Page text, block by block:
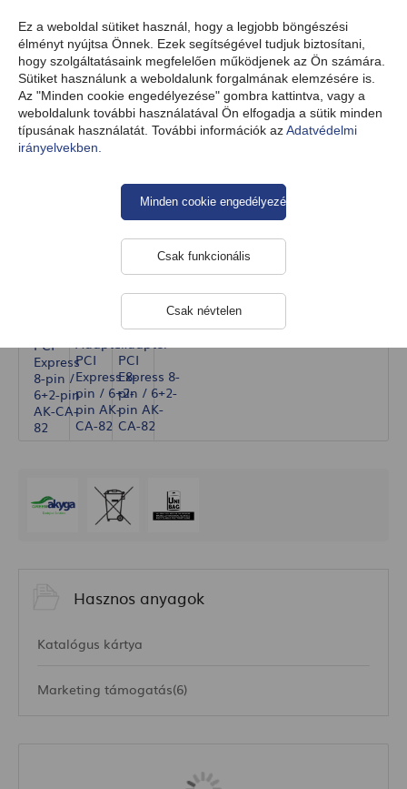
Ez a weboldal sütiket használ, hogy a legjobb böngészési
élményt nyújtsa Önnek. Ezek segítségével tudjuk biztosítani,
hogy szolgáltatásaink megfelelően működjenek az Ön számára.
Sütiket használunk a weboldalunk forgalmának elemzésére is.
Az "Minden cookie engedélyezése" gombra kattintva, vagy a
weboldalunk további használatával Ön elfogadja a sütik minden
típusának használatát. További információk azAdatvédelmi
irányelvekben.
Csak névtelen
Csak funkcionális
Minden cookie engedélyezése
HU
Termékek Kábelek Belső kábelek Belső Tápkábelek
Adapter PCI Express 8-pin / 6+2-pin
Hasznos anyagok
Katalógus kártya
Marketing támogatás(6)